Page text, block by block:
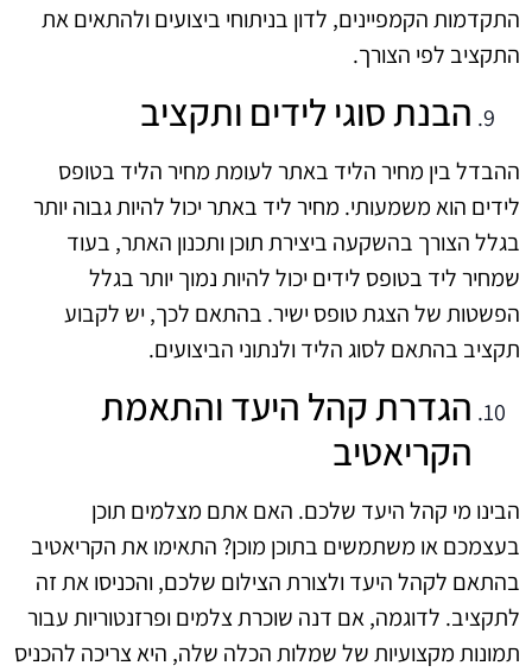
התקדמות הקמפיינים, לדון בניתוחי ביצועים ולהתאים את
התקציב לפי הצורך.
הבנת סוגי לידים ותקציב
ההבדל בין מחיר הליד באתר לעומת מחיר הליד בטופס
לידים הוא משמעותי. מחיר ליד באתר יכול להיות גבוה יותר
בגלל הצורך בהשקעה ביצירת תוכן ותכנון האתר, בעוד
שמחיר ליד בטופס לידים יכול להיות נמוך יותר בגלל
הפשטות של הצגת טופס ישיר. בהתאם לכך, יש לקבוע
תקציב בהתאם לסוג הליד ולנתוני הביצועים.
הגדרת קהל היעד והתאמת
הקריאטיב
הבינו מי קהל היעד שלכם. האם אתם מצלמים תוכן
בעצמכם או משתמשים בתוכן מוכן? התאימו את הקריאטיב
בהתאם לקהל היעד ולצורת הצילום שלכם, והכניסו את זה
לתקציב. לדוגמה, אם דנה שוכרת צלמים ופרזנטוריות עבור
תמונות מקצועיות של שמלות הכלה שלה, היא צריכה להכניס